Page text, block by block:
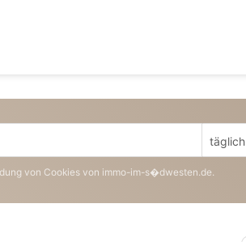
täglich
von Cookies von immo-im-s�dwesten.de.